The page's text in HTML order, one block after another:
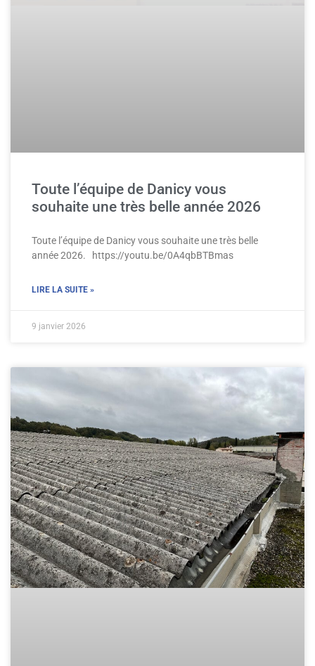
Toute l’équipe de Danicy vous
souhaite une très belle année 2026
Toute l’équipe de Danicy vous souhaite une très belle
année 2026. https://youtu.be/0A4qbBTBmas
LIRE LA SUITE »
9 janvier 2026